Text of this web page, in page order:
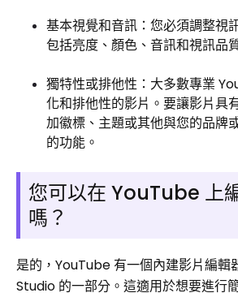
基本視覺和音訊：您必須調整視
包括亮度、顏色、音訊和視訊品
獨特性或排他性：大多數專業
化和排他性的影片。要讓影片具
加徽標、主題或其他與您的品牌
的功能。
您可以在 YouTube 上
嗎？
是的，YouTube 有一個內建影片編輯
Studio 的一部分。這適用於想要進行